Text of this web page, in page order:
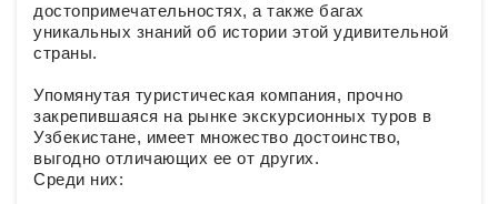
достопримечательностях, а также багах
уникальных знаний об истории этой удивительной
страны.
Упомянутая туристическая компания, прочно
закрепившаяся на рынке экскурсионных туров в
Узбекистане, имеет множество достоинство,
выгодно отличающих ее от других.
Среди них: